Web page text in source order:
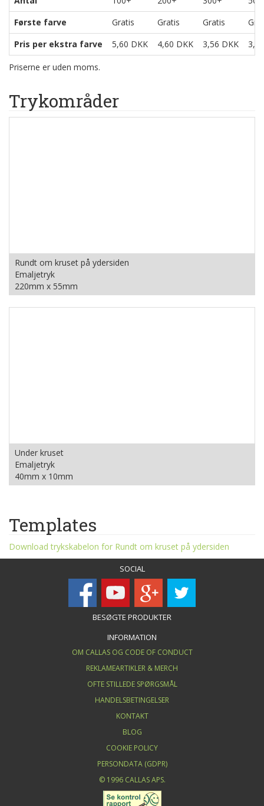
Første farve
Gratis Gratis Gratis
Pris per ekstra farve
5,60 DKK 4,60 DKK 3,56 DKK
Priserne er uden moms.
Trykområder
Rundt om kruset på ydersiden
Emaljetryk
220mm x 55mm
Under kruset
Emaljetryk
40mm x 10mm
Templates
Download trykskabelon for Rundt om kruset på ydersiden
SOCIAL
BESØGTE PRODUKTER
INFORMATION
OM CALLAS OG CODE OF CONDUCT
REKLAMEARTIKLER & MERCH
OFTE STILLEDE SPØRGSMÅL
HANDELSBETINGELSER
KONTAKT
BLOG
COOKIE POLICY
PERSONDATA (GDPR)
© 1996 CALLAS APS.